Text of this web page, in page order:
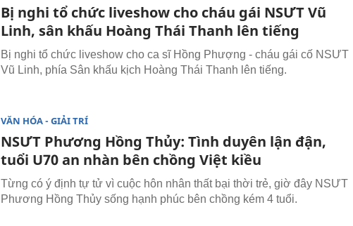
Bị nghi tổ chức liveshow cho cháu gái NSƯT Vũ
Linh, sân khấu Hoàng Thái Thanh lên tiếng
Bị nghi tổ chức liveshow cho ca sĩ Hồng Phượng - cháu gái cố NSƯT
Vũ Linh, phía Sân khấu kịch Hoàng Thái Thanh lên tiếng.
VĂN HÓA - GIẢI TRÍ
NSƯT Phương Hồng Thủy: Tình duyên lận đận,
tuổi U70 an nhàn bên chồng Việt kiều
Từng có ý định tự tử vì cuộc hôn nhân thất bại thời trẻ, giờ đây NSƯT
Phương Hồng Thủy sống hạnh phúc bên chồng kém 4 tuổi.